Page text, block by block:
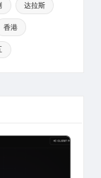
达拉斯
香港